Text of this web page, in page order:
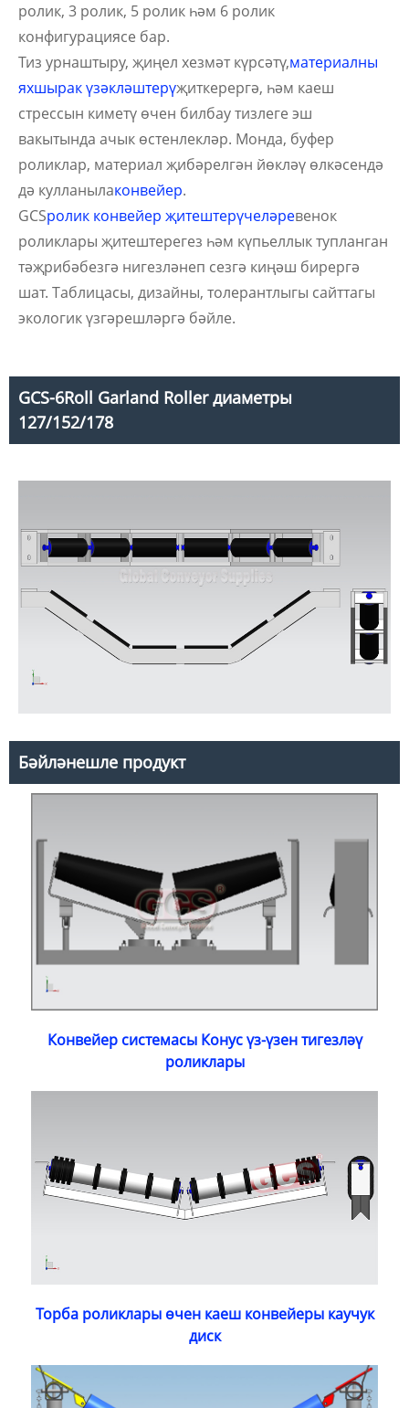
ролик, 3 ролик, 5 ролик һәм 6 ролик
конфигурациясе бар.
Тиз урнаштыру, җиңел хезмәт күрсәтү,материалны
яхшырак үзәкләштерүҗиткерергә, һәм каеш
стрессын киметү өчен билбау тизлеге эш
вакытында ачык өстенлекләр. Монда, буфер
роликлар, материал җибәрелгән йөкләү өлкәсендә
дә кулланылаконвейер.
GCSролик конвейер җитештерүчеләревенок
роликлары җитештерегез һәм күпьеллык тупланган
тәҗрибәбезгә нигезләнеп сезгә киңәш бирергә
шат. Таблицасы, дизайны, толерантлыгы сайттагы
экологик үзгәрешләргә бәйле.
GCS-6Roll Garland Roller диаметры
127/152/178
Бәйләнешле продукт
Конвейер системасы Конус үз-үзен тигезләү
роликлары
Торба роликлары өчен каеш конвейеры каучук
диск